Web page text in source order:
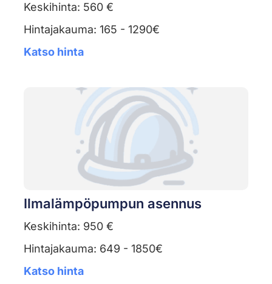
Keskihinta: 560 €
Hintajakauma: 165 - 1290€
Katso hinta
Ilmalämpöpumpun asennus
Keskihinta: 950 €
Hintajakauma: 649 - 1850€
Katso hinta